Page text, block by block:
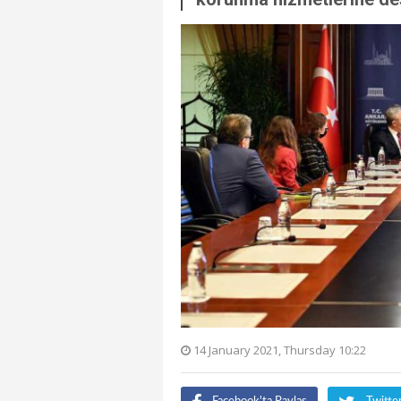
14 January 2021, Thursday 10:22